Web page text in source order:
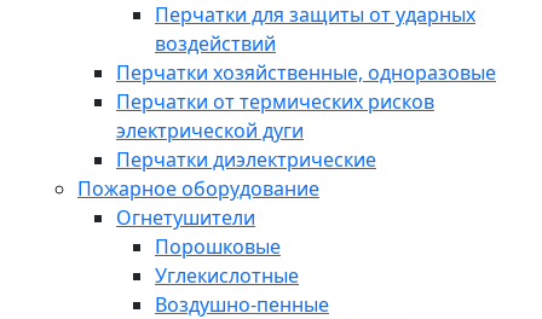
Перчатки для защиты от ударных
воздействий
Перчатки хозяйственные, одноразовые
Перчатки от термических рисков
электрической дуги
Перчатки диэлектрические
Пожарное оборудование
Огнетушители
Порошковые
Углекислотные
Воздушно-пенные